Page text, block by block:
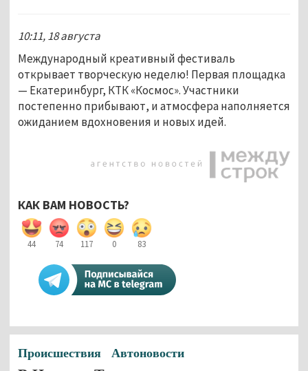
10:11, 18 августа
Международный креативный фестиваль
открывает творческую неделю! Первая площадка
— Екатеринбург, КТК «Космос». Участники
постепенно прибывают, и атмосфера наполняется
ожиданием вдохновения и новых идей.
КАК ВАМ НОВОСТЬ?
44 74 117 0 83
Происшествия Автоновости